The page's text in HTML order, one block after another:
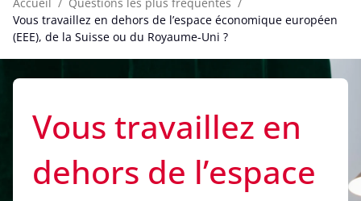
Vous travaillez en dehors de l’espace économique européen
(EEE), de la Suisse ou du Royaume-Uni ?
Vous travaillez en
dehors de l’espace